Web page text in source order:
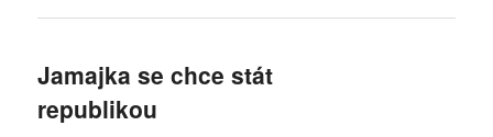
Jamajka se chce stát
republikou